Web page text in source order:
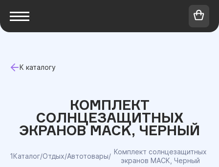
К каталогу
КОМПЛЕКТ
СОЛНЦЕЗАЩИТНЫХ
ЭКРАНОВ MACK, ЧЕРНЫЙ
1Каталог/Отдых/Автотовары/
Комплект солнцезащитных
экранов MACK, Черный